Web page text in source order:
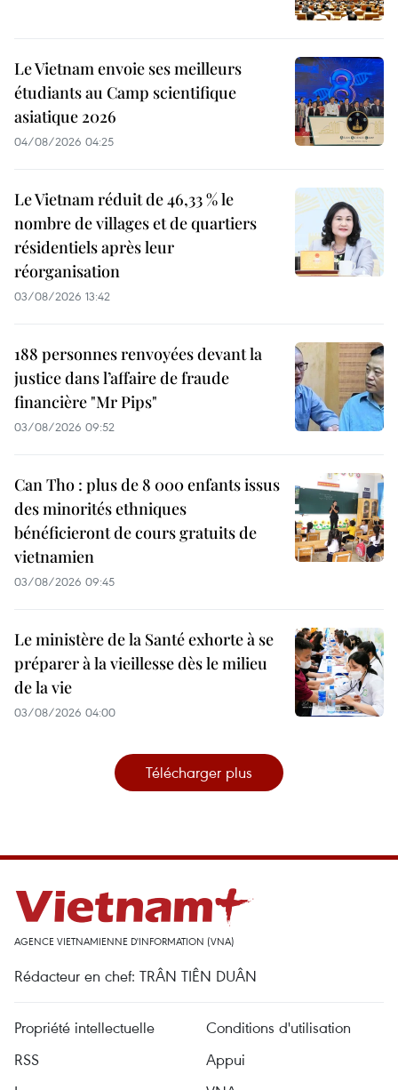
Le Vietnam envoie ses meilleurs
étudiants au Camp scientifique
asiatique 2026
04/08/2026 04:25
Le Vietnam réduit de 46,33 % le
nombre de villages et de quartiers
résidentiels après leur
réorganisation
03/08/2026 13:42
188 personnes renvoyées devant la
justice dans l’affaire de fraude
financière "Mr Pips"
03/08/2026 09:52
Can Tho : plus de 8 000 enfants issus
des minorités ethniques
bénéficieront de cours gratuits de
vietnamien
03/08/2026 09:45
Le ministère de la Santé exhorte à se
préparer à la vieillesse dès le milieu
de la vie
03/08/2026 04:00
Télécharger plus
AGENCE VIETNAMIENNE D'INFORMATION (VNA)
Rédacteur en chef: TRÂN TIÊN DUÂN
Propriété intellectuelle
Conditions d'utilisation
RSS
Appui